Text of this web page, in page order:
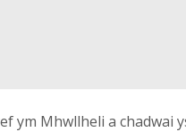
ym Mhwllheli a chadwai